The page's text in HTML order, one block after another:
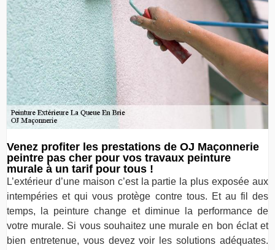
Venez profiter les prestations de OJ Maçonnerie
peintre pas cher pour vos travaux peinture
murale à un tarif pour tous !
L’extérieur d’une maison c’est la partie la plus exposée aux
intempéries et qui vous protège contre tous. Et au fil des
temps, la peinture change et diminue la performance de
votre murale. Si vous souhaitez une murale en bon éclat et
bien entretenue, vous devez voir les solutions adéquates.